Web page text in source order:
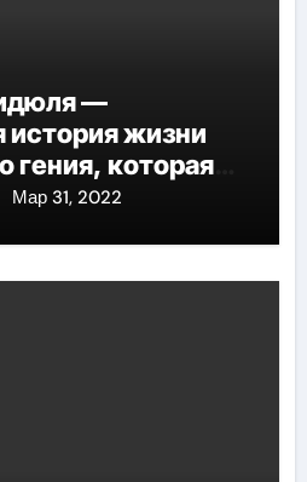
—
история жизни
гения, которая
глубины
Мар 31, 2022